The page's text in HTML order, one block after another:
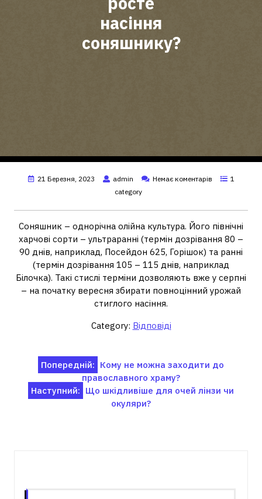
насіння
соняшнику?
21 Березня, 2023 admin Немає коментарів
1
category
Соняшник – однорічна олійна культура. Його північні
харчові сорти – ультраранні (термін дозрівання 80 –
90 днів, наприклад, Посейдон 625, Горішок) та ранні
(термін дозрівання 105 – 115 днів, наприклад
Білочка). Такі стислі терміни дозволяють вже у серпні
– на початку вересня збирати повноцінний урожай
стиглого насіння.
Category: Відповіді
Навігація
записів
Попередній: Кому не можна заходити до
православного храму?
Наступний: Що шкідливіше для очей лінзи чи
окуляри?